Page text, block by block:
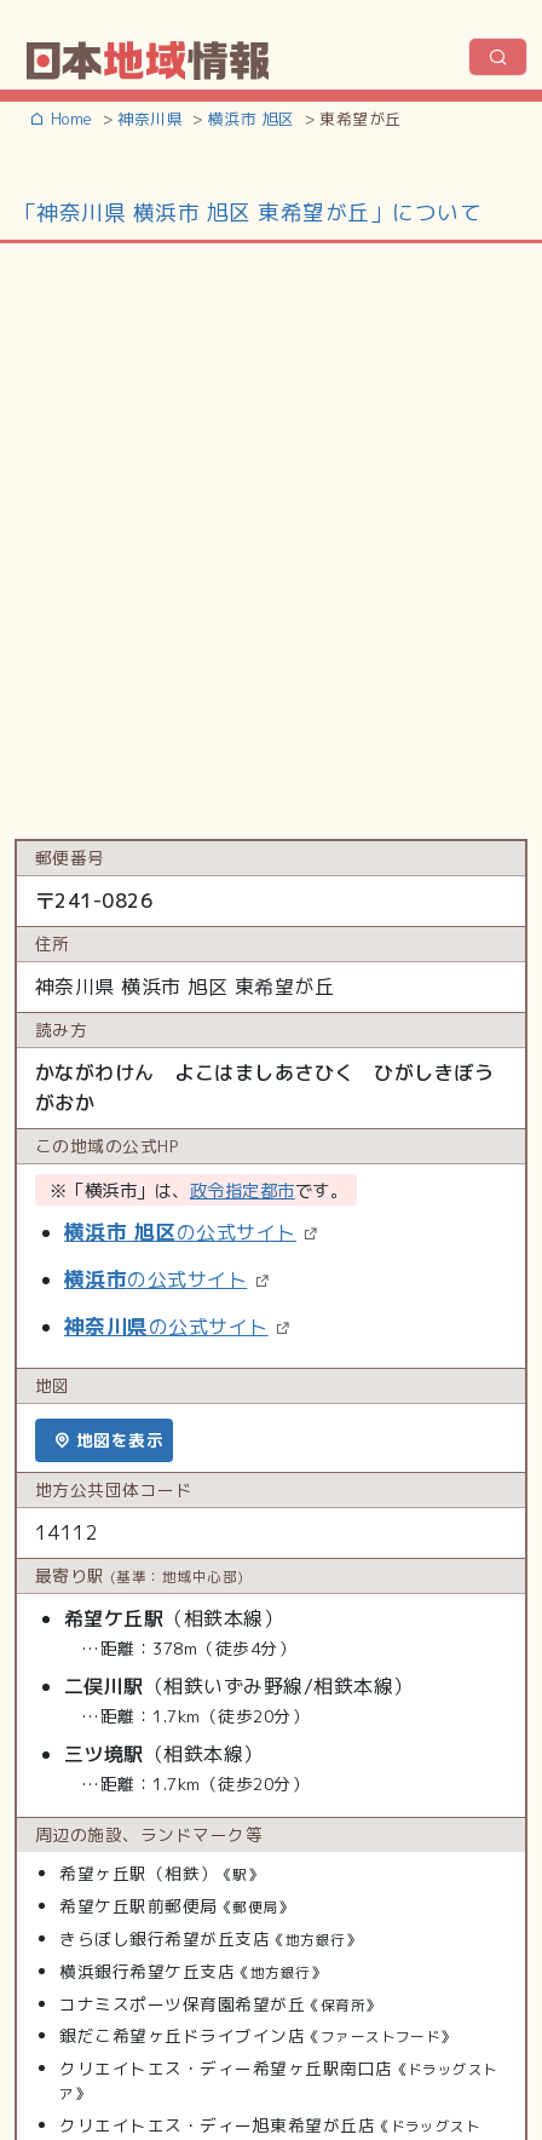
Home 神奈川県 横浜市 旭区 東希望が丘
「神奈川県 横浜市 旭区 東希望が丘」について
郵便番号
〒241-0826
住所
神奈川県 横浜市 旭区 東希望が丘
読み方
かながわけん よこはましあさひく ひがしきぼう
がおか
この地域の公式HP
※「横浜市」は、 政令指定都市です。
横浜市 旭区の公式サイト
横浜市の公式サイト
神奈川県の公式サイト
地図
地図を表示
地方公共団体コード
14112
最寄り駅 (基準：地域中心部)
希望ケ丘駅 （相鉄本線）
…距離：378m（徒歩4分）
二俣川駅 （相鉄いずみ野線/相鉄本線）
…距離：1.7km（徒歩20分）
三ツ境駅 （相鉄本線）
…距離：1.7km（徒歩20分）
周辺の施設、 ランドマーク等
希望ヶ丘駅（相鉄）
《駅》
希望ケ丘駅前郵便局 《郵便局》
きらぼし銀行希望が丘支店 《地方銀行》
横浜銀行希望ケ丘支店 《地方銀行》
コナミスポーツ保育園希望が丘 《保育所》
銀だこ希望ヶ丘ドライブイン店 《ファーストフード》
クリエイトエス・ディー希望ヶ丘駅南口店 《ドラッグスト
ア》
クリエイトエス・ディー旭東希望が丘店 《ドラッグスト